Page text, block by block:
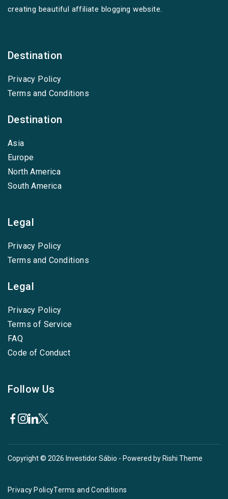
creating beautiful affiliate blogging website.
Destination
Privacy Policy
Terms and Conditions
Destination
Asia
Europe
North America
South America
Legal
Privacy Policy
Terms and Conditions
Legal
Privacy Policy
Terms of Service
FAQ
Code of Conduct
Follow Us
Copyright © 2026 Investidor Sábio - Powered by Rishi Theme
Privacy PolicyTerms and Conditions